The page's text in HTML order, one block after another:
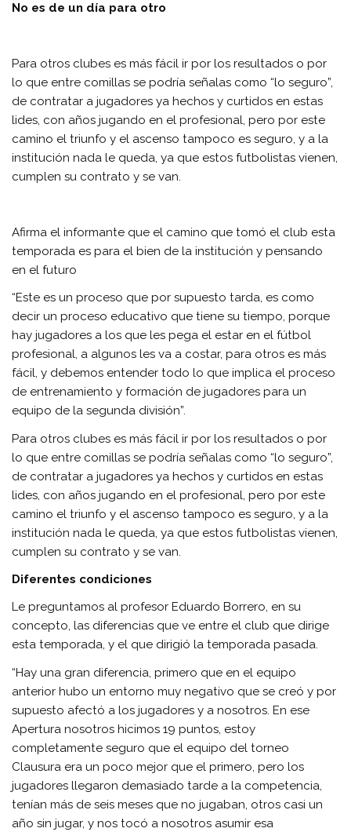
No es de un día para otro
Para otros clubes es más fácil ir por los resultados o por
lo que entre comillas se podría señalas como “lo seguro”,
de contratar a jugadores ya hechos y curtidos en estas
lides, con años jugando en el profesional, pero por este
camino el triunfo y el ascenso tampoco es seguro, y a la
institución nada le queda, ya que estos futbolistas vienen,
cumplen su contrato y se van.
Afirma el informante que el camino que tomó el club esta
temporada es para el bien de la institución y pensando
en el futuro
“Este es un proceso que por supuesto tarda, es como
decir un proceso educativo que tiene su tiempo, porque
hay jugadores a los que les pega el estar en el fútbol
profesional, a algunos les va a costar, para otros es más
fácil, y debemos entender todo lo que implica el proceso
de entrenamiento y formación de jugadores para un
equipo de la segunda división”.
Para otros clubes es más fácil ir por los resultados o por
lo que entre comillas se podría señalas como “lo seguro”,
de contratar a jugadores ya hechos y curtidos en estas
lides, con años jugando en el profesional, pero por este
camino el triunfo y el ascenso tampoco es seguro, y a la
institución nada le queda, ya que estos futbolistas vienen,
cumplen su contrato y se van.
Diferentes condiciones
Le preguntamos al profesor Eduardo Borrero, en su
concepto, las diferencias que ve entre el club que dirige
esta temporada, y el que dirigió la temporada pasada.
“Hay una gran diferencia, primero que en el equipo
anterior hubo un entorno muy negativo que se creó y por
supuesto afectó a los jugadores y a nosotros. En ese
Apertura nosotros hicimos 19 puntos, estoy
completamente seguro que el equipo del torneo
Clausura era un poco mejor que el primero, pero los
jugadores llegaron demasiado tarde a la competencia,
tenían más de seis meses que no jugaban, otros casi un
año sin jugar, y nos tocó a nosotros asumir esa